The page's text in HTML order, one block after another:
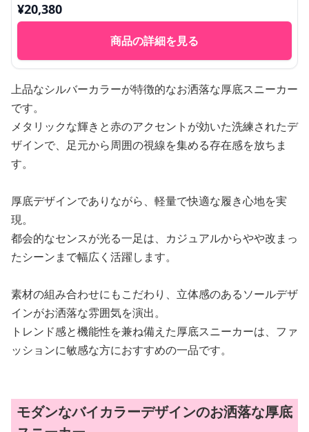
¥20,380
商品の詳細を見る
上品なシルバーカラーが特徴的なお洒落な厚底スニーカー
です。
メタリックな輝きと赤のアクセントが効いた洗練されたデ
ザインで、足元から周囲の視線を集める存在感を放ちま
す。
厚底デザインでありながら、軽量で快適な履き心地を実
現。
都会的なセンスが光る一足は、カジュアルからやや改まっ
たシーンまで幅広く活躍します。
素材の組み合わせにもこだわり、立体感のあるソールデザ
インがお洒落な雰囲気を演出。
トレンド感と機能性を兼ね備えた厚底スニーカーは、ファ
ッションに敏感な方におすすめの一品です。
モダンなバイカラーデザインのお洒落な厚底